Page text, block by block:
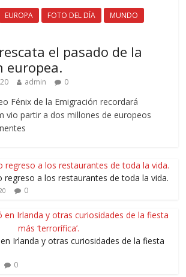
EUROPA FOTO DEL DÍA
MUNDO
el pasado de la
europea.
admin 0
Fénix de la Emigración recordará
vio partir a dos millones de europeos
regreso a los restaurantes de toda la vida.
0
Irlanda y otras curiosidades de la fiesta
0